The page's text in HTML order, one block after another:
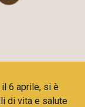
6 aprile, si è
di vita e salute